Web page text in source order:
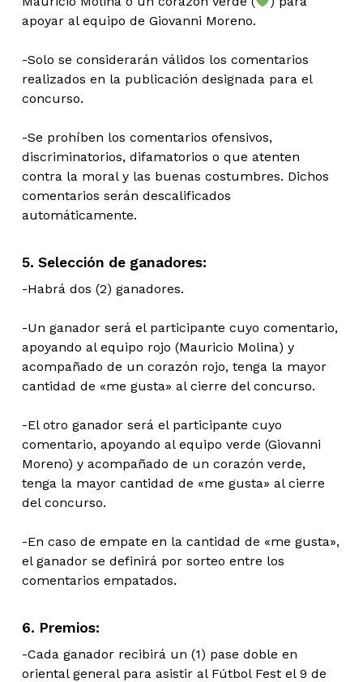
apoyar al equipo de Giovanni Moreno.
-Solo se considerarán válidos los comentarios
realizados en la publicación designada para el
concurso.
-Se prohíben los comentarios ofensivos,
discriminatorios, difamatorios o que atenten
contra la moral y las buenas costumbres. Dichos
comentarios serán descalificados
automáticamente.
5. Selección de ganadores:
-Habrá dos (2) ganadores.
-Un ganador será el participante cuyo comentario,
apoyando al equipo rojo (Mauricio Molina) y
acompañado de un corazón rojo, tenga la mayor
cantidad de «me gusta» al cierre del concurso.
-El otro ganador será el participante cuyo
comentario, apoyando al equipo verde (Giovanni
Moreno) y acompañado de un corazón verde,
tenga la mayor cantidad de «me gusta» al cierre
del concurso.
-En caso de empate en la cantidad de «me gusta»,
el ganador se definirá por sorteo entre los
comentarios empatados.
6. Premios:
-Cada ganador recibirá un (1) pase doble en
oriental general para asistir al Fútbol Fest el 9 de